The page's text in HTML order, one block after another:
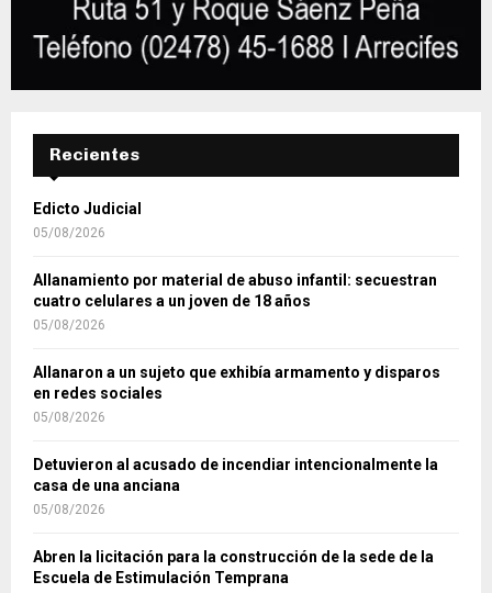
Recientes
Edicto Judicial
05/08/2026
Allanamiento por material de abuso infantil: secuestran
cuatro celulares a un joven de 18 años
05/08/2026
Allanaron a un sujeto que exhibía armamento y disparos
en redes sociales
05/08/2026
Detuvieron al acusado de incendiar intencionalmente la
casa de una anciana
05/08/2026
Abren la licitación para la construcción de la sede de la
Escuela de Estimulación Temprana